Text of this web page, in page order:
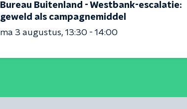
Bureau Buitenland - Westbank-escalatie:
geweld als campagnemiddel
ma 3 augustus 13:30 - 14:00